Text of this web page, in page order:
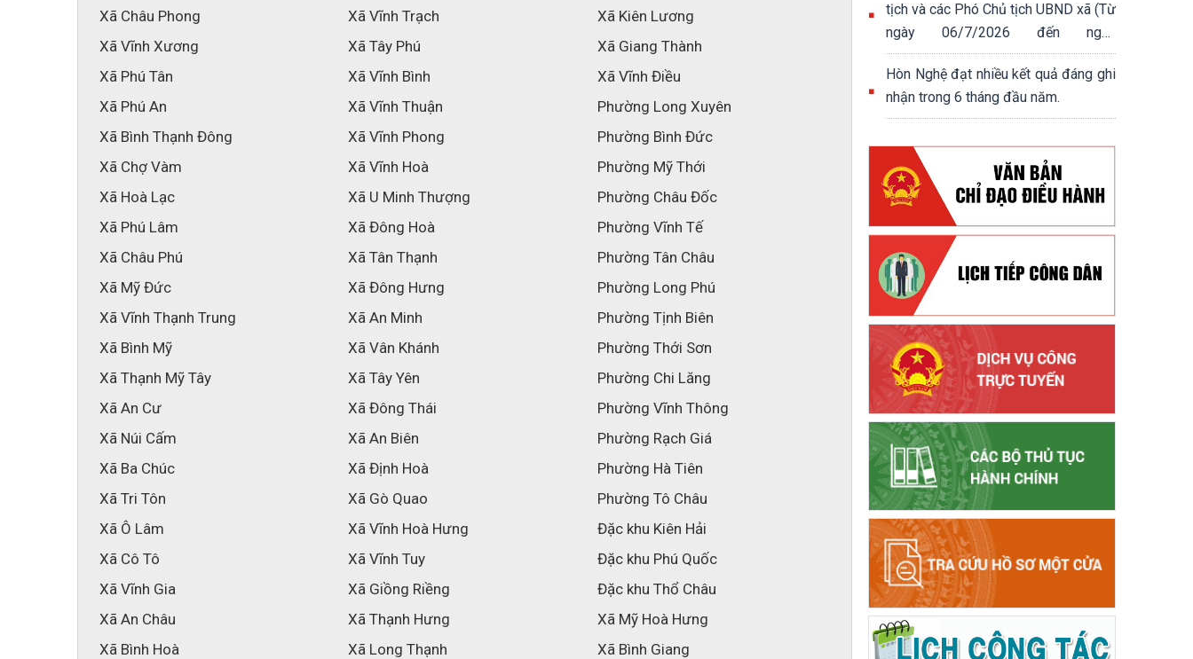
Xã Châu Phong
Xã Vĩnh Xương
Xã Phú Tân
Xã Phú An
Xã Bình Thạnh Đông
Xã Chợ Vàm
Xã Hoà Lạc
Xã Phú Lâm
Xã Châu Phú
Xã Mỹ Đức
Xã Vĩnh Thạnh Trung
Xã Bình Mỹ
Xã Thạnh Mỹ Tây
Xã An Cư
Xã Núi Cấm
Xã Ba Chúc
Xã Tri Tôn
Xã Ô Lâm
Xã Cô Tô
Xã Vĩnh Gia
Xã An Châu
Xã Bình Hoà
Xã Vĩnh Trạch
Xã Tây Phú
Xã Vĩnh Bình
Xã Vĩnh Thuận
Xã Vĩnh Phong
Xã Vĩnh Hoà
Xã U Minh Thượng
Xã Đông Hoà
Xã Tân Thạnh
Xã Đông Hưng
Xã An Minh
Xã Vân Khánh
Xã Tây Yên
Xã Đông Thái
Xã An Biên
Xã Định Hoà
Xã Gò Quao
Xã Vĩnh Hoà Hưng
Xã Vĩnh Tuy
Xã Giồng Riềng
Xã Thạnh Hưng
Xã Long Thạnh
Xã Kiên Lương
Xã Giang Thành
Xã Vĩnh Điều
Phường Long Xuyên
Phường Bình Đức
Phường Mỹ Thới
Phường Châu Đốc
Phường Vĩnh Tế
Phường Tân Châu
Phường Long Phú
Phường Tịnh Biên
Phường Thới Sơn
Phường Chi Lăng
Phường Vĩnh Thông
Phường Rạch Giá
Phường Hà Tiên
Phường Tô Châu
Đặc khu Kiên Hải
Đặc khu Phú Quốc
Đặc khu Thổ Châu
Xã Mỹ Hoà Hưng
Xã Bình Giang
tịch và các Phó Chủ tịch UBND xã (Từ
ngày 06/7/2026 đến ngày
10/7/2026)
Hòn Nghệ đạt nhiều kết quả đáng ghi
nhận trong 6 tháng đầu năm.